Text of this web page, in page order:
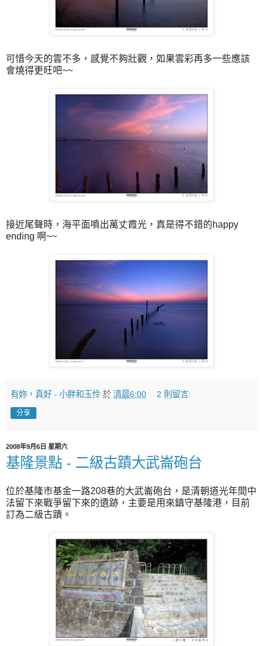
可惜今天的雲不多，感覺不夠壯觀，如果雲彩再多一些應該
會燒得更旺吧~~
接近尾聲時，海平面噴出萬丈霞光，真是得不錯的happy
ending 啊~~
有妳，真好 - 小胖和玉伶 於 清晨6:00 2 則留言:
分享
2008年9月6日 星期六
基隆景點 - 二級古蹟大武崙砲台
位於基隆市基金一路208巷的大武崙砲台，是清朝道光年間中
法留下來戰爭留下來的遺跡，主要是用來鎮守基隆港，目前
訂為二級古蹟。